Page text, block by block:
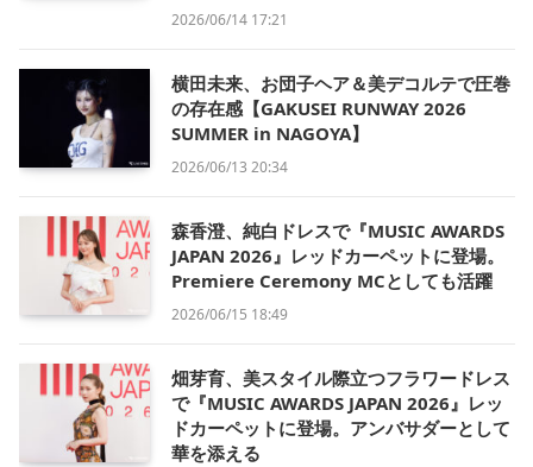
2026/06/14 17:21
横田未来、お団子ヘア＆美デコルテで圧巻
の存在感【GAKUSEI RUNWAY 2026
SUMMER in NAGOYA】
2026/06/13 20:34
森香澄、純白ドレスで『MUSIC AWARDS
JAPAN 2026』レッドカーペットに登場。
Premiere Ceremony MCとしても活躍
2026/06/15 18:49
畑芽育、美スタイル際立つフラワードレス
で『MUSIC AWARDS JAPAN 2026』レッ
ドカーペットに登場。アンバサダーとして
華を添える